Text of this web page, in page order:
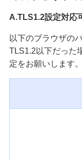
A.TLS1.2設定対応
以下のブラウザの
TLS1.2以下だった
定をお願いします。